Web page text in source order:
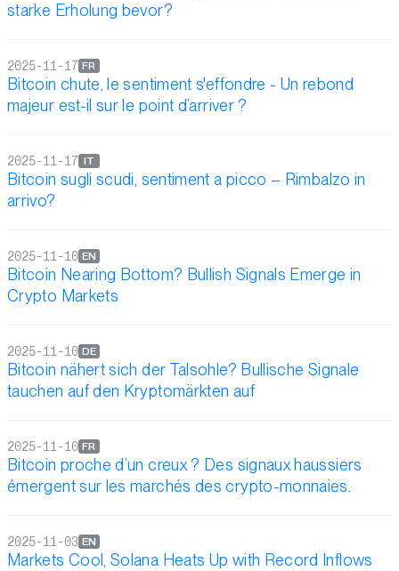
starke Erholung bevor?
Bitcoin chute, le sentiment s'effondre - Un rebond
majeur est-il sur le point d’arriver ?
FR
2025-11-17
Bitcoin sugli scudi, sentiment a picco – Rimbalzo in
arrivo?
IT
2025-11-17
Bitcoin Nearing Bottom? Bullish Signals Emerge in
Crypto Markets
EN
2025-11-10
Bitcoin nähert sich der Talsohle? Bullische Signale
tauchen auf den Kryptomärkten auf
DE
2025-11-10
Bitcoin proche d’un creux ? Des signaux haussiers
émergent sur les marchés des crypto-monnaies.
FR
2025-11-10
Markets Cool, Solana Heats Up with Record Inflows
EN
2025-11-03